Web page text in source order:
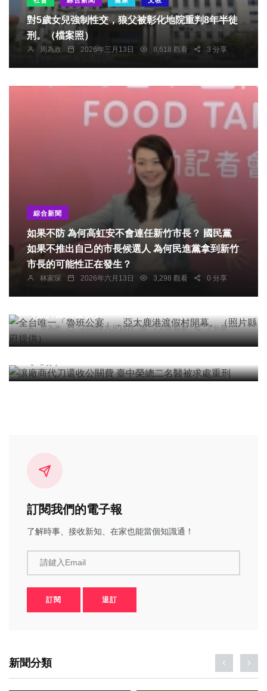
對5歲女兒強制性交，狼父被彰化地院重判8年半徒
刑。（檔案照）
周為政 2026年三月13日 8,618 觀看 3 分享
綜合新聞
如果不防 為何高虹安不會連任新竹市長？ 國民黨
如果不推出自己的市長候選人 為何民進黨拿到新竹
市長的可能性正在發生？
林家琛 2026年六月13日 3,298 觀看 0 分享
社會 綜合新聞 健康 旅遊 文教
全台唯一「魯班公宴」，亞太鹿港渡假村開幕。
周為政 2026年六月18日 7,136 觀看 3 分享
社會
讓廠商代刀還收公關費 臺中榮總二名醫被求處重刑
1 分享
訂閱我們的電子報
了解時事、接收新知、在家也能當個知識通！
請鍵入Email
訂閱 退訂
新聞分類